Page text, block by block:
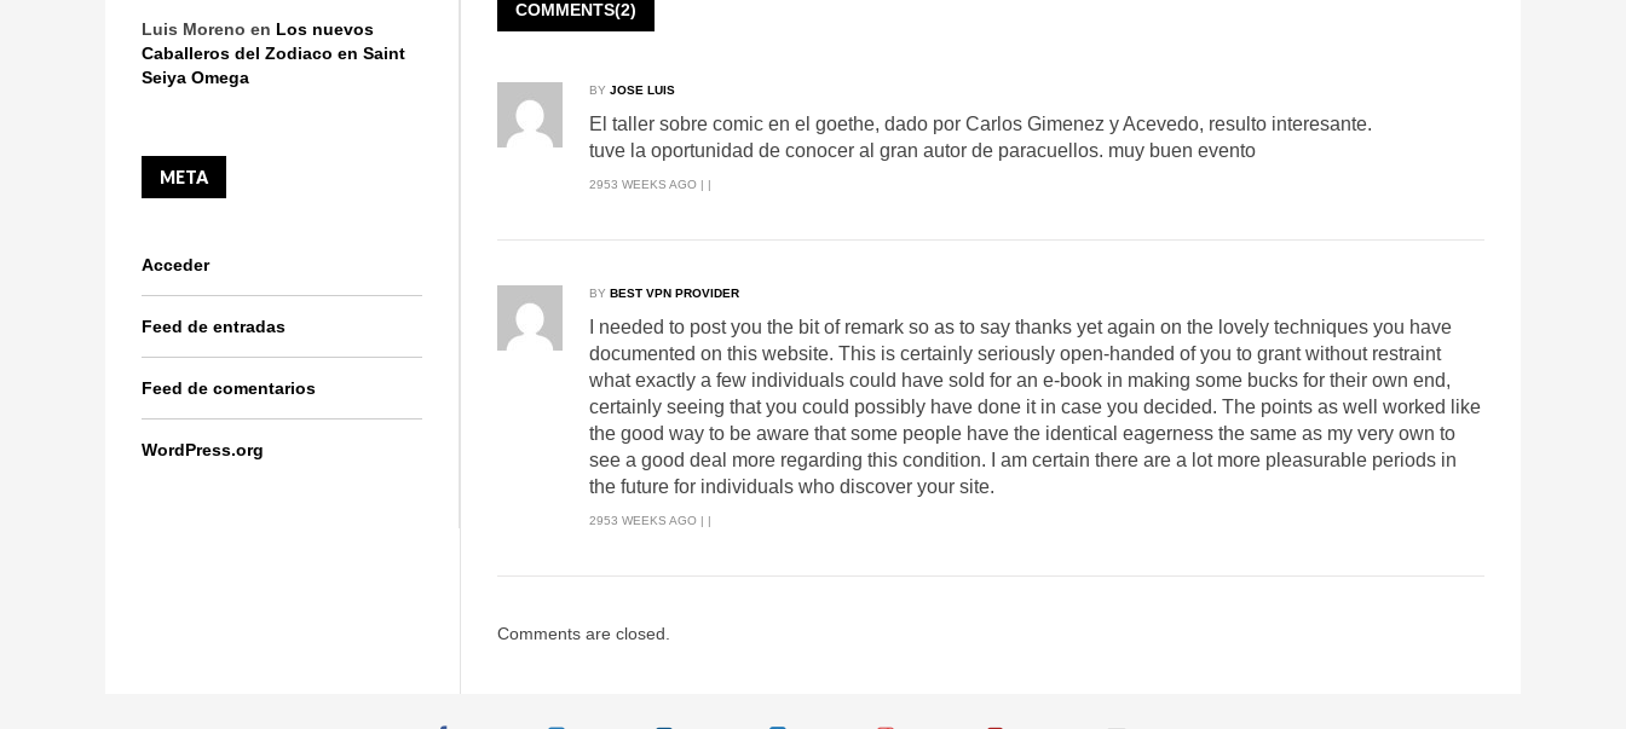
COMMENTS(2)
BY JOSE LUIS
El taller sobre comic en el goethe, dado por Carlos Gimenez y Acevedo, resulto interesante.
tuve la oportunidad de conocer al gran autor de paracuellos. muy buen evento
2953 WEEKS AGO | |
BY BEST VPN PROVIDER
I needed to post you the bit of remark so as to say thanks yet again on the lovely techniques you have
documented on this website. This is certainly seriously open-handed of you to grant without restraint
what exactly a few individuals could have sold for an e-book in making some bucks for their own end,
certainly seeing that you could possibly have done it in case you decided. The points as well worked like
the good way to be aware that some people have the identical eagerness the same as my very own to
see a good deal more regarding this condition. I am certain there are a lot more pleasurable periods in
the future for individuals who discover your site.
2953 WEEKS AGO | |
Comments are closed.
Luis Moreno en Los nuevos
Caballeros del Zodiaco en Saint
Seiya Omega
META
Acceder
Feed de entradas
Feed de comentarios
WordPress.org